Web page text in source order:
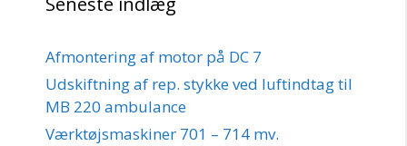
Afmontering af motor på DC 7
Udskiftning af rep. stykke ved luftindtag til
MB 220 ambulance
Værktøjsmaskiner 701 – 714 mv.